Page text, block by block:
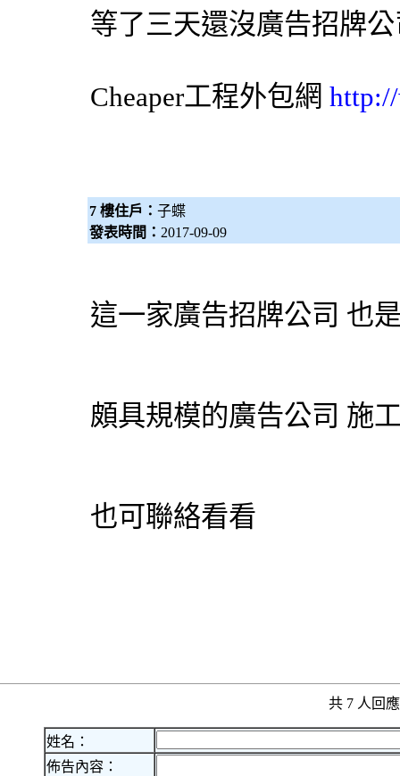
等了三天還沒廣告招牌
Cheaper工程外包網
7 樓住戶： 子蝶
發表時間： 2017-09-09
這一家廣告招牌公司 也
頗具規模的廣告公司 施
也可聯絡看看
共 7 人回
姓名：
佈告內容：